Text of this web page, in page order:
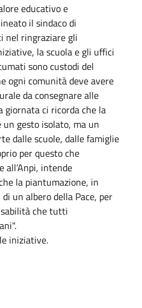
educativo e
il sindaco di
nel ringraziare gli
la scuola e gli uffici
sono custodi del
ogni comunità deve avere
da consegnare alle
giornata ci ricorda che la
gesto isolato, ma un
dalle scuole, dalle famiglie
per questo che
all’Anpi, intende
la piantumazione, in
un albero della Pace, per
che tutti
iniziative.